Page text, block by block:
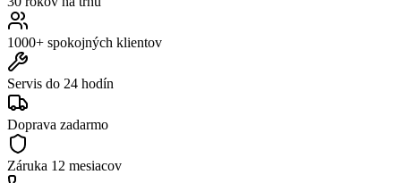
1000+ spokojných klientov
Servis do 24 hodín
Doprava zadarmo
Záruka 12 mesiacov